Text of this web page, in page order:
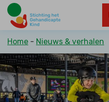
Naar
hoofdinhoud
Kruimelpad
Home Nieuws & verhalen